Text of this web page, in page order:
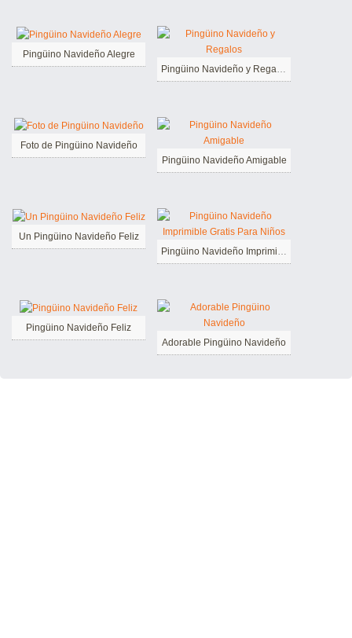
Pingüino Navideño Alegre
Pingüino Navideño y Regalos
Foto de Pingüino Navideño
Pingüino Navideño Amigable
Un Pingüino Navideño Feliz
Pingüino Navideño Imprimible Gratis Para Niños
Pingüino Navideño Feliz
Adorable Pingüino Navideño